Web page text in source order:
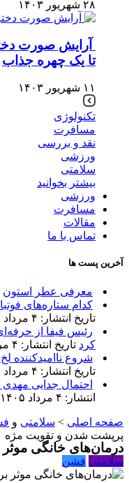
۲۸ شهریور ۱۴۰۳
آرایش صورت
تا یک چهره جذاب
۱۱ شهریور ۱۴۰۳
تکنولوژی
مسافرت
نقد و بررسی
ورزشی
سلامتی
بیشتر بخوانید
ورزشی
مسافرت
مقالات
تماس با ما
آخرین پست ها
معرفی عطر استون
کدام ستاره‌های
تاریخ انتشار: ۴ مرداد ۱۴۰۵
رئیس فیفا از
کرد تاریخ انتشار: ۴ مرداد ۱۴۰۵
شروع ناامیدکننده
تاریخ انتشار: ۴ مرداد ۱۴۰۵
احتمال جدایی
انتشار: ۴ مرداد ۱۴۰۵
صفحه اصلی > سلامتی و
پرپشت شدن و تقویت مژه
درمان‌های خانگی
سلامتی فشن